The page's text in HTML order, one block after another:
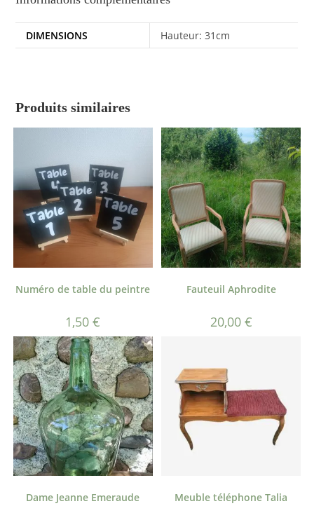
DIMENSIONS Hauteur: 31cm
Produits similaires
Numéro de table du peintre
1,50€
Fauteuil Aphrodite
20,00 €
Dame Jeanne Emeraude Meuble téléphone Talia